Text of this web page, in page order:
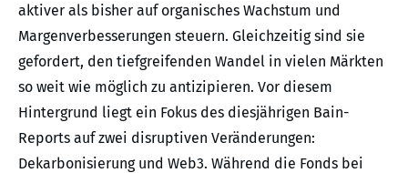
aktiver als bisher auf organisches Wachstum und
Margenverbesserungen steuern. Gleichzeitig sind sie
gefordert, den tiefgreifenden Wandel in vielen Märkten
so weit wie möglich zu antizipieren. Vor diesem
Hintergrund liegt ein Fokus des diesjährigen Bain-
Reports auf zwei disruptiven Veränderungen:
Dekarbonisierung und Web3. Während die Fonds bei